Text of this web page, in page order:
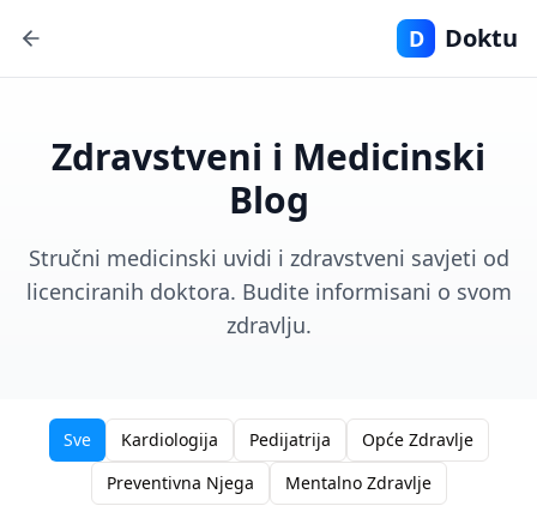
D Doktu
Zdravstveni i Medicinski
Blog
Stručni medicinski uvidi i zdravstveni savjeti od
licenciranih doktora. Budite informisani o svom
zdravlju.
Sve Kardiologija Pedijatrija
Opće Zdravlje
Preventivna Njega
Mentalno Zdravlje